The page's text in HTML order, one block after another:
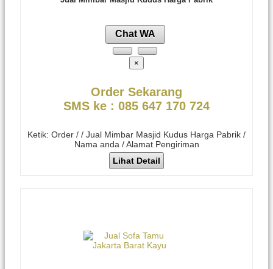
Chat WA
×
Order Sekarang
SMS ke : 085 647 170 724
Ketik: Order / / Jual Mimbar Masjid Kudus Harga Pabrik /
Nama anda / Alamat Pengiriman
Lihat Detail